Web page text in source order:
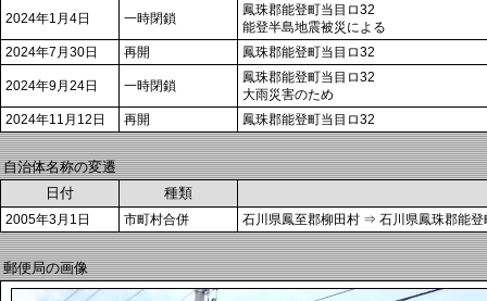
2024年1月4日 一時閉鎖
鳳珠郡能登町当目ロ32
能登半島地震被災による
2024年7月30日
再開 鳳珠郡能登町当目ロ32
2024年9月24日 一時閉鎖
鳳珠郡能登町当目ロ32
大雨災害のため
2024年11月12日
再開 鳳珠郡能登町当目ロ32
自治体名称の変遷
日付
種類
2005年3月1日 市町村合併 石川県鳳至郡柳田村 ⇒ 石川県鳳珠郡能登
郵便局の画像